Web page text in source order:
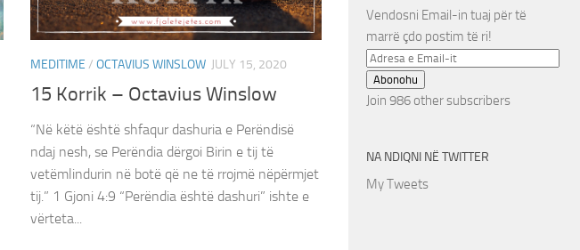
MEDITIME / OCTAVIUS WINSLOW JULY 15, 2020
15 Korrik – Octavius Winslow
“Në këtë është shfaqur dashuria e Perëndisë
ndaj nesh, se Perëndia dërgoi Birin e tij të
vetëmlindurin në botë që ne të rrojmë nëpërmjet
tij.” 1 Gjoni 4:9 “Perëndia është dashuri” ishte e
vërteta...
Vendosni Email-in tuaj për të
marrë çdo postim të ri!
Adresa
e
Email-
Abonohu
Join 986 other subscribers
NA NDIQNI NË TWITTER
My Tweets